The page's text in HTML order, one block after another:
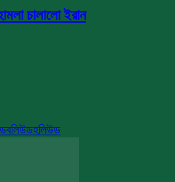
চালালো ইরান
বলিউডহলিউড